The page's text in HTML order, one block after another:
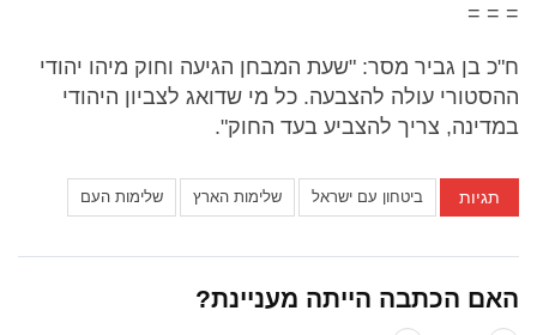
= = =
ח"כ בן גביר מסר: "שעת המבחן הגיעה וחוק מיהו יהודי
ההסטורי עולה להצבעה. כל מי שדואג לצביון היהודי
במדינה, צריך להצביע בעד החוק".
תגיות ביטחון עם ישראל שלימות הארץ שלימות העם
האם הכתבה הייתה מעניינת?